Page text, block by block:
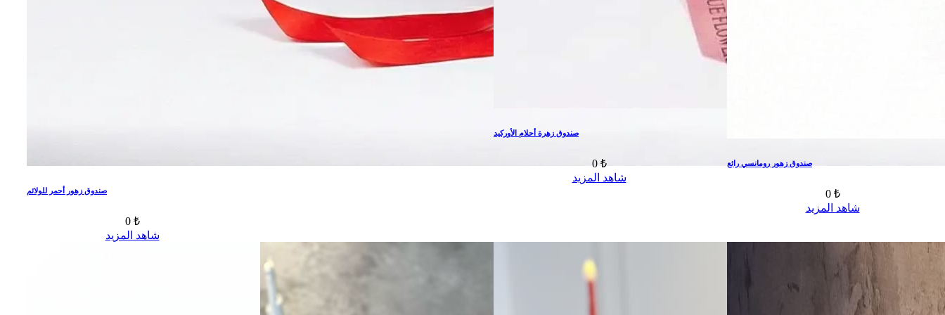
صندوق زهور أحمر للولائم
0 ₺
شاهد المزيد
صندوق زهرة أحلام الأوركيد
0 ₺
شاهد المزيد
صندوق زهور رومانسي رائع
0 ₺
شاهد المزيد